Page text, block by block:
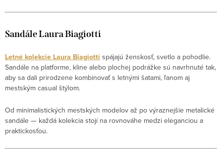
Sandále Laura Biagiotti
Letné kolekcie Laura Biagiotti spájajú ženskosť, svetlo a pohodlie.
Sandále na platforme, kline alebo plochej podrážke sú navrhnuté tak,
aby sa dali prirodzene kombinovať s letnými šatami, ľanom aj
mestským casual štýlom.
Od minimalistických mestských modelov až po výraznejšie metalické
sandále — každá kolekcia stojí na rovnováhe medzi eleganciou a
praktickosťou.